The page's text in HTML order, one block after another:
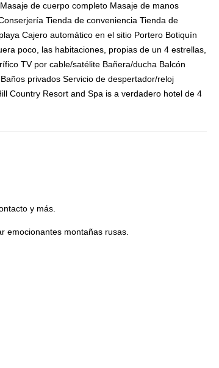
de cuerpo completo Masaje de manos
Tienda de conveniencia Tienda de
Cajero automático en el sitio Portero Botiquín
poco, las habitaciones, propias de un 4 estrellas,
TV por cable/satélite Bañera/ducha Balcón
privados Servicio de despertador/reloj
Country Resort and Spa is a verdadero hotel de 4
y más.
emocionantes montañas rusas.